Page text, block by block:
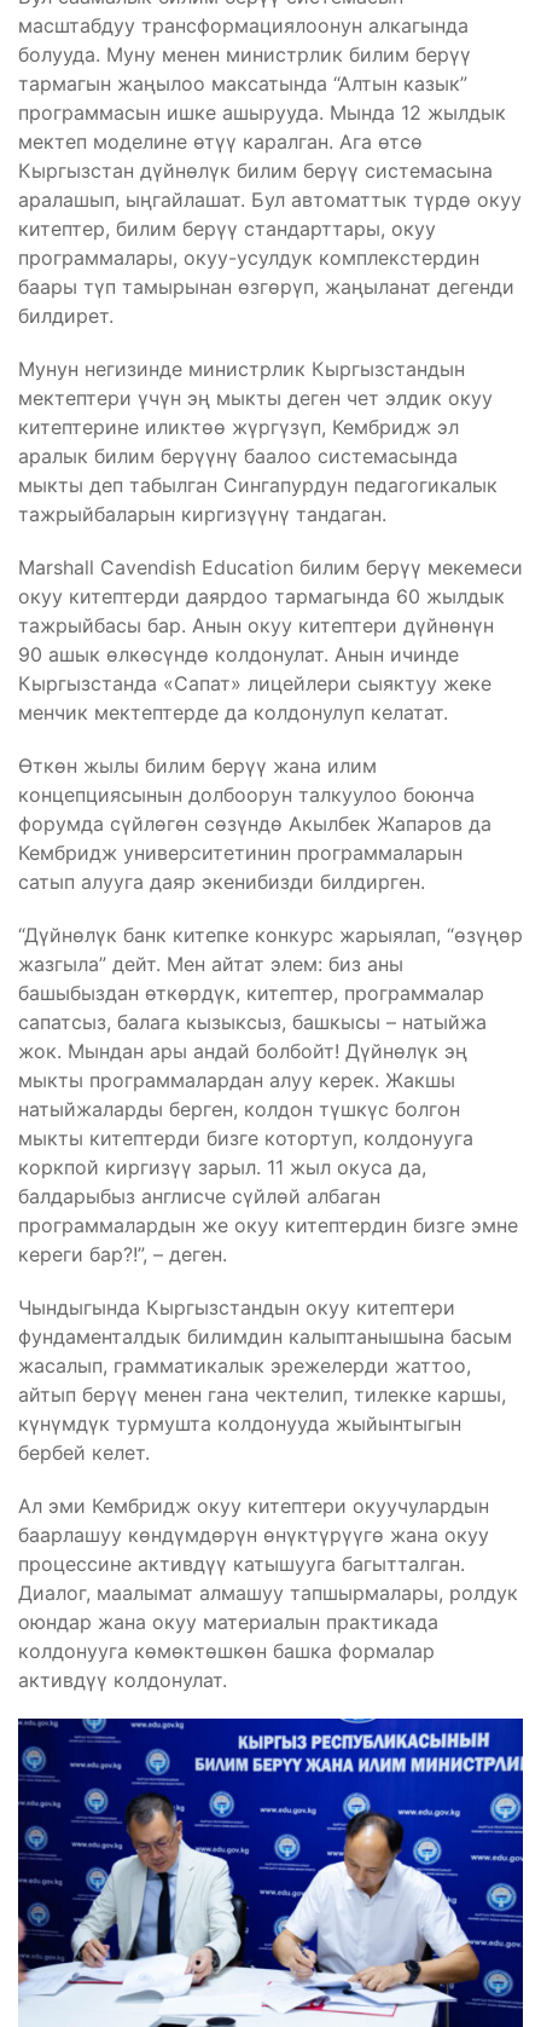
масштабдуу трансформациялоонун алкагында
болууда. Муну менен министрлик билим берүү
тармагын жаңылоо максатында “Алтын казык”
программасын ишке ашырууда. Мында 12 жылдык
мектеп моделине өтүү каралган. Ага өтсө
Кыргызстан дүйнөлүк билим берүү системасына
аралашып, ыңгайлашат. Бул автоматтык түрдө окуу
китептер, билим берүү стандарттары, окуу
программалары, окуу-усулдук комплекстердин
баары түп тамырынан өзгөрүп, жаңыланат дегенди
билдирет.
Мунун негизинде министрлик Кыргызстандын
мектептери үчүн эң мыкты деген чет элдик окуу
китептерине иликтөө жүргүзүп, Кембридж эл
аралык билим берүүнү баалоо системасында
мыкты деп табылган Сингапурдун педагогикалык
тажрыйбаларын киргизүүнү тандаган.
Marshall Cavendish Education билим берүү мекемеси
окуу китептерди даярдоо тармагында 60 жылдык
тажрыйбасы бар. Анын окуу китептери дүйнөнүн
90 ашык өлкөсүндө колдонулат. Анын ичинде
Кыргызстанда «Сапат» лицейлери сыяктуу жеке
менчик мектептерде да колдонулуп келатат.
Өткөн жылы билим берүү жана илим
концепциясынын долбоорун талкуулоо боюнча
форумда сүйлөгөн сөзүндө Акылбек Жапаров да
Кембридж университетинин программаларын
сатып алууга даяр экенибизди билдирген.
“Дүйнөлүк банк китепке конкурс жарыялап, “өзүңөр
жазгыла” дейт. Мен айтат элем: биз аны
башыбыздан өткөрдүк, китептер, программалар
сапатсыз, балага кызыксыз, башкысы – натыйжа
жок. Мындан ары андай болбойт! Дүйнөлүк эң
мыкты программалардан алуу керек. Жакшы
натыйжаларды берген, колдон түшкүс болгон
мыкты китептерди бизге котортуп, колдонууга
коркпой киргизүү зарыл. 11 жыл окуса да,
балдарыбыз англисче сүйлөй албаган
программалардын же окуу китептердин бизге эмне
кереги бар?!”, – деген.
Чындыгында Кыргызстандын окуу китептери
фундаменталдык билимдин калыптанышына басым
жасалып, грамматикалык эрежелерди жаттоо,
айтып берүү менен гана чектелип, тилекке каршы,
күнүмдүк турмушта колдонууда жыйынтыгын
бербей келет.
Ал эми Кембридж окуу китептери окуучулардын
баарлашуу көндүмдөрүн өнүктүрүүгө жана окуу
процессине активдүү катышууга багытталган.
Диалог, маалымат алмашуу тапшырмалары, ролдук
оюндар жана окуу материалын практикада
колдонууга көмөктөшкөн башка формалар
активдүү колдонулат.